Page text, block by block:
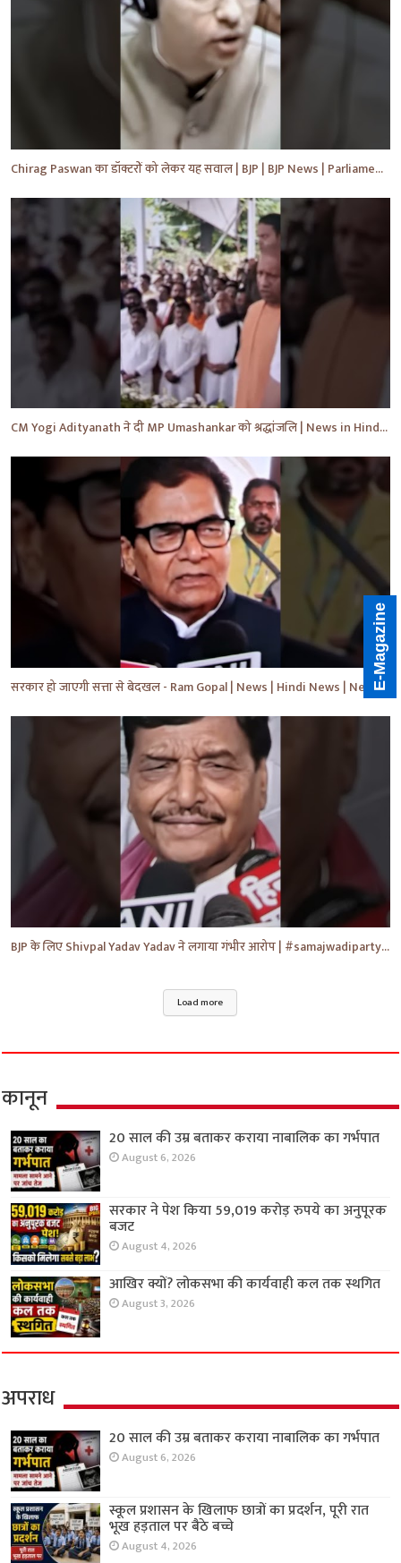
Chirag Paswan का डॉक्टरों को लेकर यह सवाल | BJP | BJP News | Parliament | #shorts #ytnewshorts #yt
CM Yogi Adityanath ने दी MP Umashankar को श्रद्धांजलि | News in Hindi | News Today | #shorts #yt
सरकार हो जाएगी सत्ता से बेदखल - Ram Gopal | News | Hindi News | News Today | #shorts #ytshorts #yt
BJP के लिए Shivpal Yadav Yadav ने लगाया गंभीर आरोप | #samajwadiparty | Akhilesh Yadav | #shorts #yt
Load more
कानून
20 साल की उम्र बताकर कराया नाबालिक का गर्भपात
August 6, 2026
सरकार ने पेश किया 59,019 करोड़ रुपये का अनुपूरक
बजट
August 4, 2026
आखिर क्यों? लोकसभा की कार्यवाही कल तक स्थगित
August 3, 2026
अपराध
20 साल की उम्र बताकर कराया नाबालिक का गर्भपात
August 6, 2026
स्कूल प्रशासन के खिलाफ छात्रों का प्रदर्शन, पूरी रात
भूख हड़ताल पर बैठे बच्चे
August 4, 2026
E-Magazine